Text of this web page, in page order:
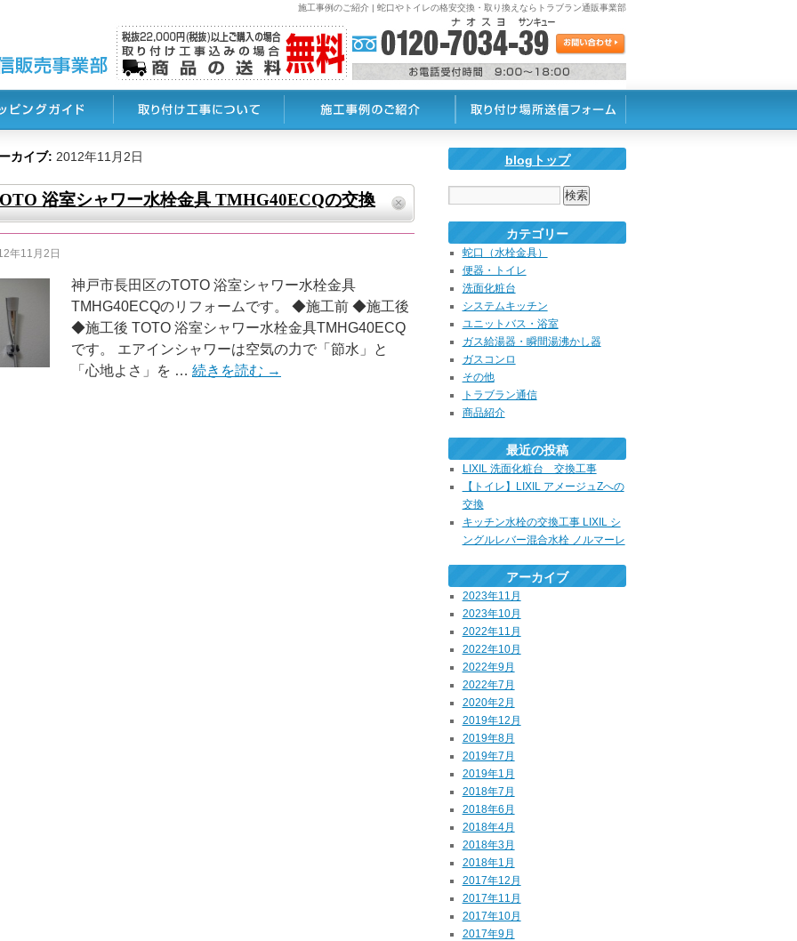
施工事例のご紹介 | 蛇口やトイレの格安交換・取り換えならトラブラン通販事業部
カイブ: 2012年11月2日
浴室シャワー水栓金具 TMHG40ECQの交換
年11月2日
神戸市長田区のTOTO 浴室シャワー水栓金具
TMHG40ECQのリフォームです。 ◆施工前 ◆施工後
◆施工後 TOTO 浴室シャワー水栓金具TMHG40ECQ
です。 エアインシャワーは空気の力で「節水」と
「心地よさ」を … 続きを読む →
blogトップ
カテゴリー
蛇口（水栓金具）
便器・トイレ
洗面化粧台
システムキッチン
ユニットバス・浴室
ガス給湯器・瞬間湯沸かし器
ガスコンロ
その他
トラブラン通信
商品紹介
最近の投稿
LIXIL 洗面化粧台 交換工事
【トイレ】LIXIL アメージュZへの
交換
キッチン水栓の交換工事 LIXIL シ
ングルレバー混合水栓 ノルマーレ
アーカイブ
2023年11月
2023年10月
2022年11月
2022年10月
2022年9月
2022年7月
2020年2月
2019年12月
2019年8月
2019年7月
2019年1月
2018年7月
2018年6月
2018年4月
2018年3月
2018年1月
2017年12月
2017年11月
2017年10月
2017年9月